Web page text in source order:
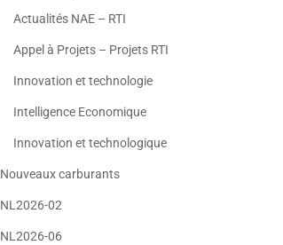
Actualités NAE – RTI
Appel à Projets – Projets RTI
Innovation et technologie
Intelligence Economique
Innovation et technologique
Nouveaux carburants
NL2026-02
NL2026-06